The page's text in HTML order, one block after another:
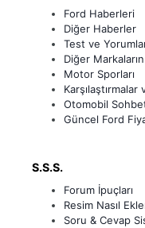
Ford Haberleri
Diğer Haberler
Test ve
Diğer
Motor Sporları
Otomobil
Güncel Ford
S.S.S.
Forum İpuçları
Resim Nasıl
Soru & Cevap